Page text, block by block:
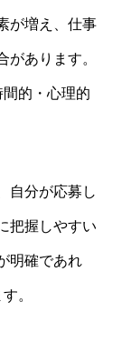
が増え、仕事
あります。
的・心理的
自分が応募し
把握しやすい
明確であれ
。